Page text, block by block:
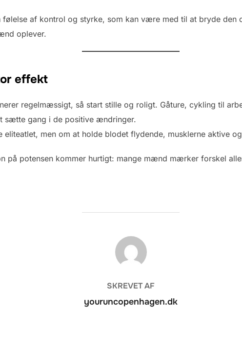
af kontrol og styrke, som kan være med til at bryde den
oplever.
effekt
regelmæssigt, så start stille og roligt. Gåture, cykling til
sætte gang i de positive ændringer.
eliteatlet, men om at holde blodet flydende, musklerne aktive
på potensen kommer hurtigt: mange mænd mærker forskel
FORFATTER
SKREVET AF
youruncopenhagen.dk